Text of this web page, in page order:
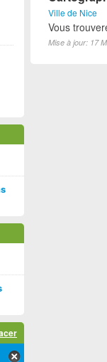
Ville de Nice
Vous
Mise à jour: 17